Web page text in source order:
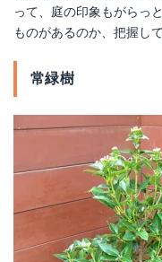
って、庭の印象もがらっ
ものがあるのか、把握し
常緑樹